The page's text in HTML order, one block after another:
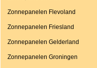
Zonnepanelen Flevoland
Zonnepanelen Friesland
Zonnepanelen Gelderland
Zonnepanelen Groningen